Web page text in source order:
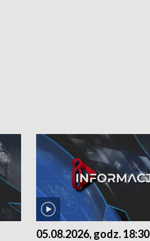
05.08.2026, godz. 18:30